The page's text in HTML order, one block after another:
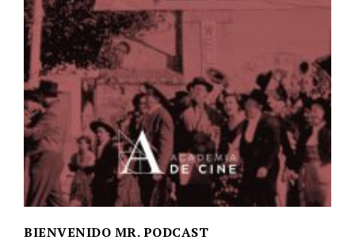
BIENVENIDO MR. PODCAST